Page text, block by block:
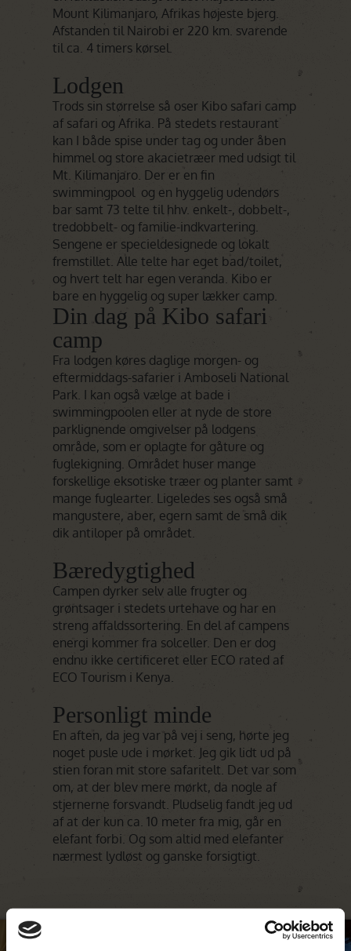
Mount Kilimanjaro, Afrikas højeste bjerg.
Afstanden til Nairobi er 220 km. svarende
til ca. 4 timers kørsel.
Lodgen
Trods sin størrelse så oser Kibo safari camp
af safari og Afrika. På stedets restaurant
kan I både spise under tag og under åben
himmel og store akacietræer med udsigt til
Mt. Kilimanjaro. Der er en fin
swimmingpool og en hyggelig udendørs
bar samt 73 telte til hhv. enkelt-, dobbelt-,
tredobbelt- og familie-indkvartering.
Sengene er specieldesignede og lokalt
fremstillet. Alle telte har eget bad/toilet,
og hvert telt har egen veranda. Kibo er
bare en hyggelig og super lækker camp.
Din dag på Kibo safari
camp
Fra lodgen køres daglige morgen- og
eftermiddags-safarier i Amboseli National
Park. I kan også vælge at bade i
swimmingpoolen eller at nyde de store
parklignende omgivelser på lodgens
område, som er oplagte for gåture og
fuglekigning. Området huser mange
forskellige eksotiske træer og planter samt
mange fuglearter. Ligeledes ses også små
mangustere, aber, egern samt de små dik
dik antiloper på området.
Bæredygtighed
Campen dyrker selv alle frugter og
grøntsager i stedets urtehave og har en
streng affaldssortering. En del af campens
energi kommer fra solceller. Den er dog
endnu ikke certificeret eller ECO rated af
ECO Tourism i Kenya.
Personligt minde
En aften, da jeg var på vej i seng, hørte jeg
noget pusle ude i mørket. Jeg gik lidt ud på
stien foran mit store safaritelt. Det var som
om, at der blev mere mørkt, da nogle af
stjernerne forsvandt. Pludselig fandt jeg ud
af at der kun ca. 10 meter fra mig, går en
elefant forbi. Og som altid med elefanter
nærmest lydløst og ganske forsigtigt.